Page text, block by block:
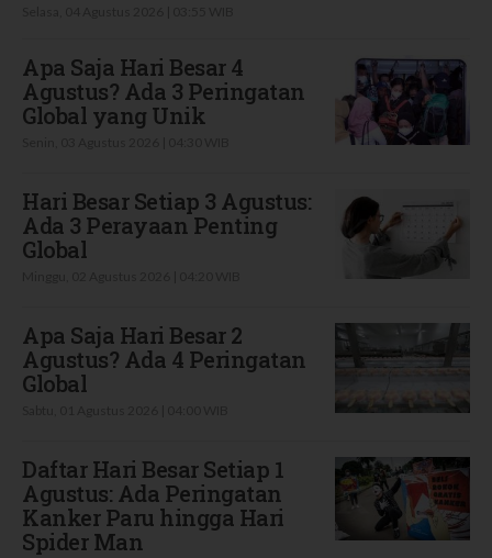
Apa Saja Hari Besar 4
Agustus? Ada 3 Peringatan
Global yang Unik
Hari Besar Setiap 3 Agustus:
Ada 3 Perayaan Penting
Global
Apa Saja Hari Besar 2
Agustus? Ada 4 Peringatan
Global
Daftar Hari Besar Setiap 1
Agustus: Ada Peringatan
Kanker Paru hingga Hari
Spider Man